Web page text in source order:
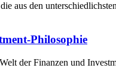
aus den
Philosophie
der Finanzen und